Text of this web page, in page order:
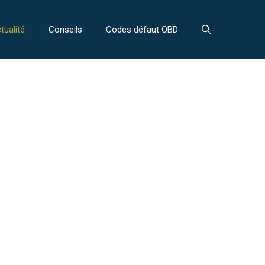
Conseils Codes défaut OBD